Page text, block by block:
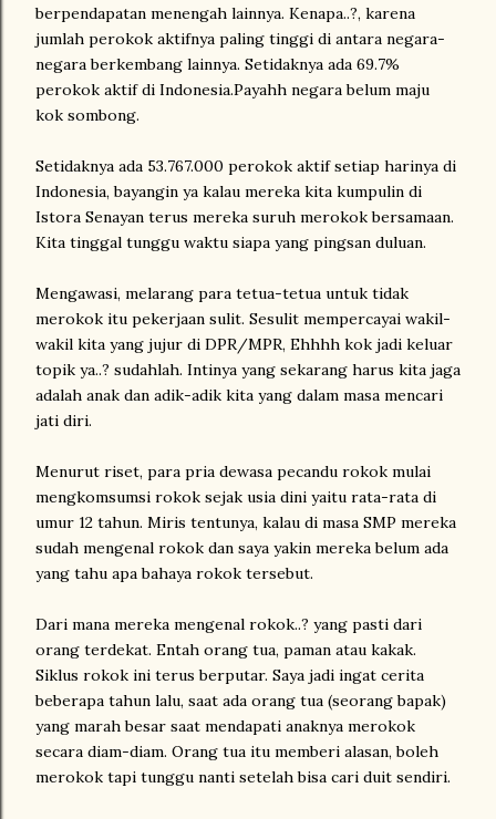
berpendapatan menengah lainnya. Kenapa..?, karena
jumlah perokok aktifnya paling tinggi di antara negara-
negara berkembang lainnya. Setidaknya ada 69.7%
perokok aktif di Indonesia.Payahh negara belum maju
kok sombong.
Setidaknya ada 53.767.000 perokok aktif setiap harinya di
Indonesia, bayangin ya kalau mereka kita kumpulin di
Istora Senayan terus mereka suruh merokok bersamaan.
Kita tinggal tunggu waktu siapa yang pingsan duluan.
Mengawasi, melarang para tetua-tetua untuk tidak
merokok itu pekerjaan sulit. Sesulit mempercayai wakil-
wakil kita yang jujur di DPR/MPR, Ehhhh kok jadi keluar
topik ya..? sudahlah. Intinya yang sekarang harus kita jaga
adalah anak dan adik-adik kita yang dalam masa mencari
jati diri.
Menurut riset, para pria dewasa pecandu rokok mulai
mengkomsumsi rokok sejak usia dini yaitu rata-rata di
umur 12 tahun. Miris tentunya, kalau di masa SMP mereka
sudah mengenal rokok dan saya yakin mereka belum ada
yang tahu apa bahaya rokok tersebut.
Dari mana mereka mengenal rokok..? yang pasti dari
orang terdekat. Entah orang tua, paman atau kakak.
Siklus rokok ini terus berputar. Saya jadi ingat cerita
beberapa tahun lalu, saat ada orang tua (seorang bapak)
yang marah besar saat mendapati anaknya merokok
secara diam-diam. Orang tua itu memberi alasan, boleh
merokok tapi tunggu nanti setelah bisa cari duit sendiri.